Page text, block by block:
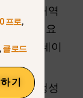
사용 내역
며, 유료 요
따라 데이
다.
미지 생성
프로,
,클로드
기